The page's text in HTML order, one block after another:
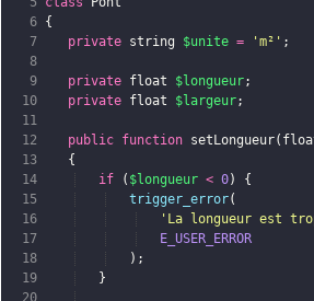
{
private string $unite = 'm²' ;
private float $longueur;
private float $largeur;
public function setLongueur(
{
if
( $longueur < 0)
{
trigger_error(
'La longueur est
E_USER_ERROR
) ;
}